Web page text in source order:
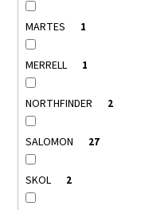
MARTES 1
MERRELL 1
NORTHFINDER 2
SALOMON 27
SKOL 2